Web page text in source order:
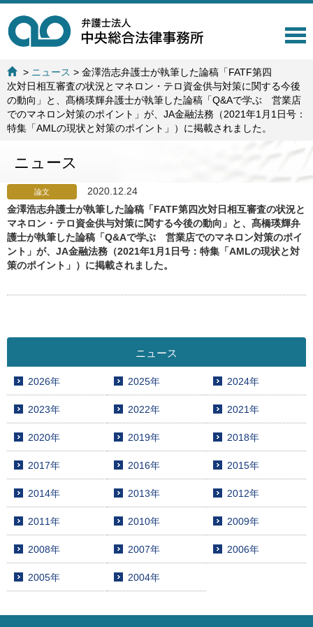
T
l
e
n
i
o
n
> ニュース >金澤浩志弁護士が執筆した論稿「FATF第四
次対日相互審査の状況とマネロン・テロ資金供与対策に関する今後
の動向」と、髙橋瑛輝弁護士が執筆した論稿「Q&Aで学ぶ 営業店
でのマネロン対策のポイント」が、JA金融法務（2021年1月1日号：
特集「AMLの現状と対策のポイント」）に掲載されました。
ニュース
論文
2020.12.24
金澤浩志弁護士が執筆した論稿「FATF第四次対日相互審査の状況と
マネロン・テロ資金供与対策に関する今後の動向」と、髙橋瑛輝弁
護士が執筆した論稿「Q&Aで学ぶ 営業店でのマネロン対策のポイ
ント」が、JA金融法務（2021年1月1日号：特集「AMLの現状と対
策のポイント」）に掲載されました。
ニュース
2026年 2025年 2024年
2023年 2022年 2021年
2020年 2019年 2018年
2017年 2016年 2015年
2014年 2013年 2012年
2011年 2010年 2009年
2008年 2007年 2006年
2005年 2004年